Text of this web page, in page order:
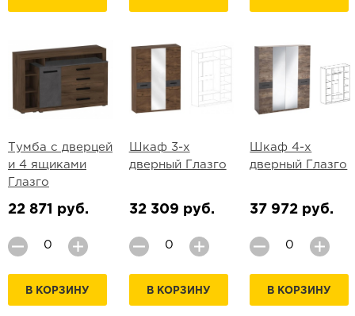
Тумба с дверцей
и 4 ящиками
Глазго
22 871 руб.
В КОРЗИНУ
Шкаф 3-х
дверный Глазго
32 309 руб.
В КОРЗИНУ
Шкаф 4-х
дверный Глазго
37 972 руб.
В КОРЗИНУ